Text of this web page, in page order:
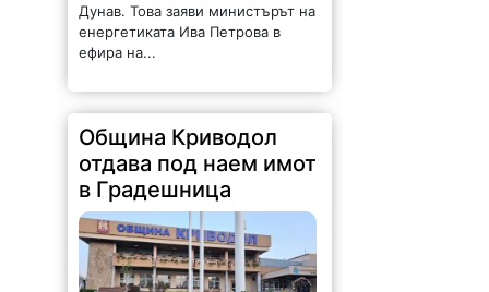
Дунав. Това заяви министърът на
енергетиката Ива Петрова в
ефира на...
Община Криводол
отдава под наем имот
в Градешница